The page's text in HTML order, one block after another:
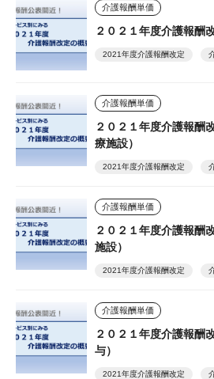
介護報酬単価
２０２１年度介護報酬
2021年度介護報酬改定
介護報酬単価
２０２１年度介護報酬
療施設）
2021年度介護報酬改定
介護報酬単価
２０２１年度介護報酬
施設）
2021年度介護報酬改定
介護報酬単価
２０２１年度介護報酬
与）
2021年度介護報酬改定